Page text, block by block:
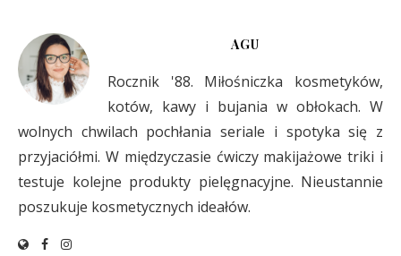
AGU
Rocznik '88. Miłośniczka kosmetyków,
kotów, kawy i bujania w obłokach. W
wolnych chwilach pochłania seriale i spotyka się z
przyjaciółmi. W międzyczasie ćwiczy makijażowe triki i
testuje kolejne produkty pielęgnacyjne. Nieustannie
poszukuje kosmetycznych ideałów.